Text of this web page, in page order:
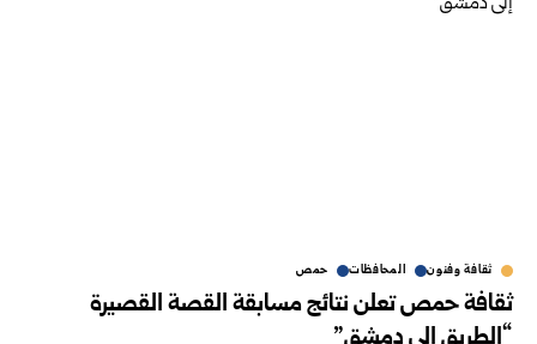
ثقافة وفنون المحافظات حمص
ثقافة حمص تعلن نتائج مسابقة القصة القصيرة